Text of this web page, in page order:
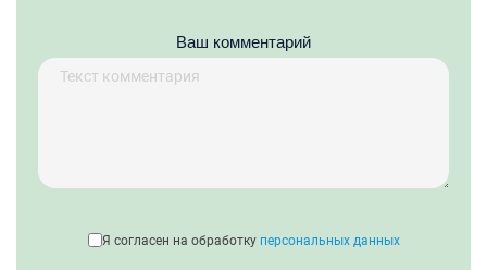
Ваш комментарий
Я согласен на обработку персональных данных